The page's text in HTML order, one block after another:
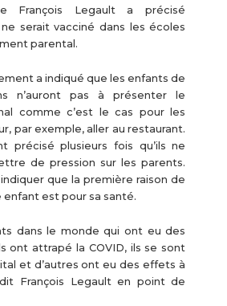
François Legault a précisé
ne serait vacciné dans les écoles
parental.
a indiqué que les enfants de
n’auront pas à présenter le
comme c’est le cas pour les
par exemple, aller au restaurant.
précisé plusieurs fois qu’ils ne
de pression sur les parents.
que la première raison de
enfant est pour sa santé.
dans le monde qui ont eu des
ont attrapé la COVID, ils se sont
et d’autres ont eu des effets à
François Legault en point de